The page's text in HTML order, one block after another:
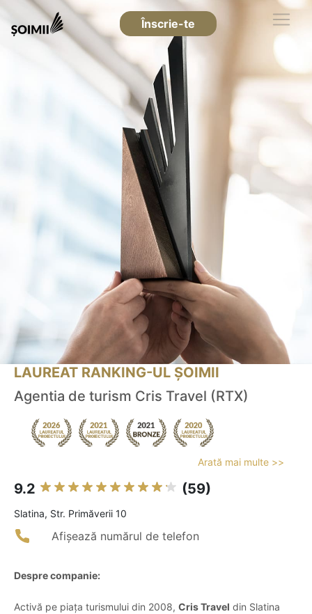
Înscrie-te
LAUREAT RANKING-UL ȘOIMII
Agentia de turism Cris Travel (RTX)
Arată mai multe >>
9.2 (59)
Slatina, Str. Primăverii 10
Afișează numărul de telefon
Despre companie:
Activă pe piața turismului din 2008, Cris Travel din Slatina